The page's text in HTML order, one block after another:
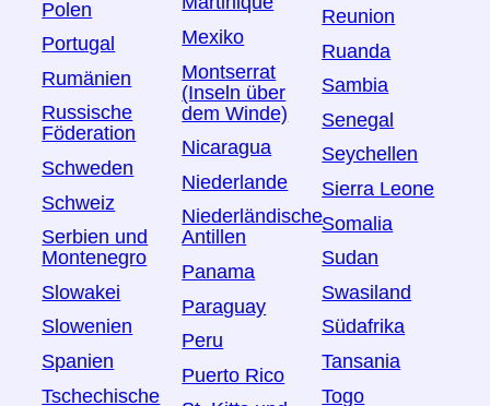
Polen
Portugal
Rumänien
Russische
Föderation
Schweden
Schweiz
Serbien und
Montenegro
Slowakei
Slowenien
Spanien
Tschechische
Mexiko
Montserrat
(Inseln über
dem Winde)
Nicaragua
Niederlande
Niederländische
Antillen
Panama
Paraguay
Peru
Puerto Rico
Reunion
Ruanda
Sambia
Senegal
Seychellen
Sierra Leone
Somalia
Sudan
Swasiland
Südafrika
Tansania
Togo